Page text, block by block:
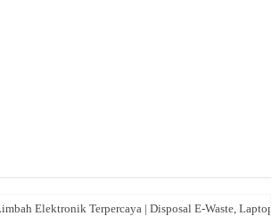
Elektronik Terpercaya | Disposal E-Waste,